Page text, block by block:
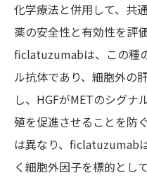
化学療法と併用して、共
薬の安全性と有効性を評
ficlatuzumabは、 この種
ル抗体であり、細胞外の
し、HGFがMETのシグナ
殖を促進させることを防
は異なり、ficlatuzumab
く細胞外因子を標的とし